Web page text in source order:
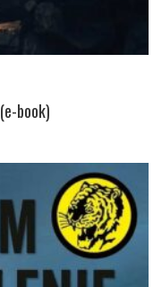
book)